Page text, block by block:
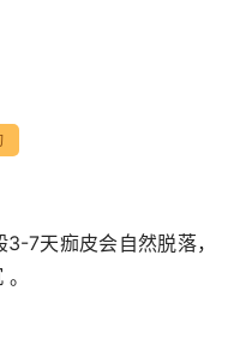
7天痂皮会自然脱落，